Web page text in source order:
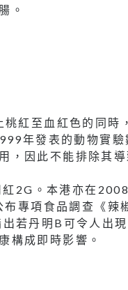
。
紅至血紅色的同時
年發表的動物實驗
，因此不能排除其導
2G。本港亦在
專項食品調查《辣
若丹明B可令人出
構成即時影響。